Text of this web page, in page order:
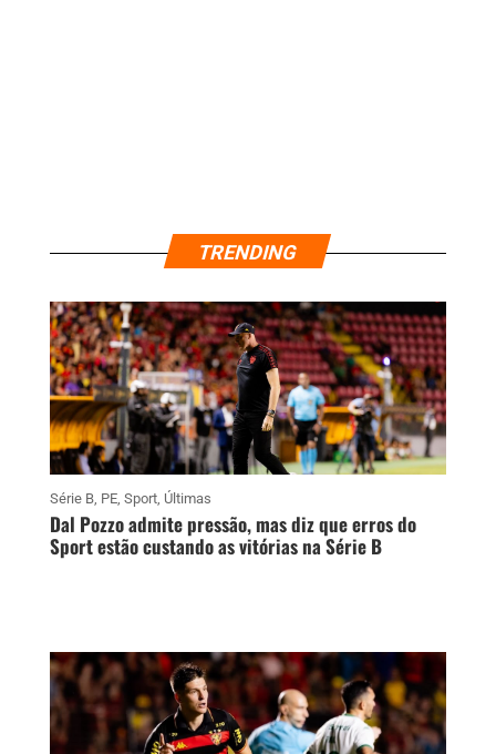
TRENDING
Série B, PE, Sport, Últimas
Dal Pozzo admite pressão, mas diz que erros do
Sport estão custando as vitórias na Série B